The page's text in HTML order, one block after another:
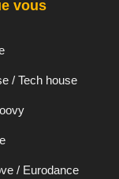
vous
/ Tech house
/ Eurodance